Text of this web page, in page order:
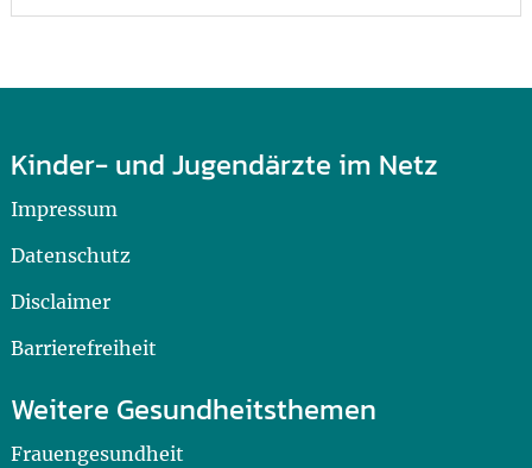
Kinder- und Jugendärzte im Netz
Impressum
Datenschutz
Disclaimer
Barrierefreiheit
Weitere Gesundheitsthemen
Frauengesundheit